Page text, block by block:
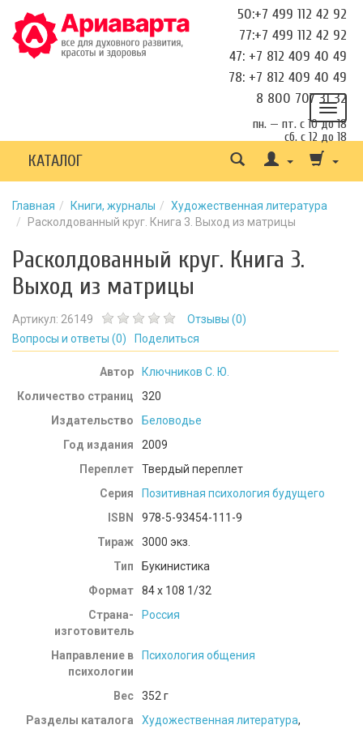
50:+7 499 112 42 92
77:+7 499 112 42 92
47: +7 812 409 40 49
78: +7 812 409 40 49
8 800 707 31 32
пн. — пт. с 10 до 18
сб. с 12 до 18
КАТАЛОГ
Главная Книги, журналы
Художественная литература
Расколдованный круг. Книга 3. Выход из матрицы
Расколдованный круг. Книга 3.
Выход из матрицы
Артикул: 26149 Отзывы (0)
Вопросы и ответы (0) Поделиться
Автор
Ключников С. Ю.
Количество страниц
320
Издательство
Беловодье
Год издания
2009
Переплет
Твердый переплет
Серия
Позитивная психология будущего
ISBN
978-5-93454-111-9
Тираж
3000 экз.
Тип
Букинистика
Формат
84 x 108 1/32
Страна-
изготовитель
Россия
Направление в
психологии
Психология общения
Вес 352 г
Разделы каталога
Художественная литература,